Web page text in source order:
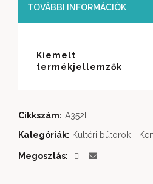
TOVÁBBI INFORMÁCIÓK
Kiemelt
termékjellemzők
Cikkszám: A352E
Kategóriák: Kültéri bútorok
Megosztás